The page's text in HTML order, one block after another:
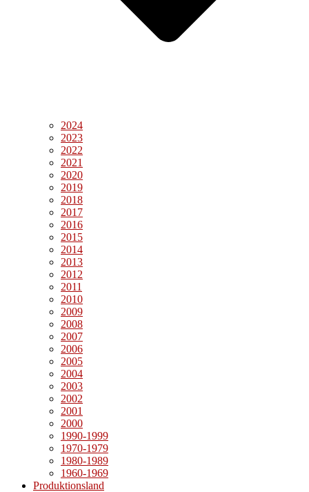
2024
2023
2022
2021
2020
2019
2018
2017
2016
2015
2014
2013
2012
2011
2010
2009
2008
2007
2006
2005
2004
2003
2002
2001
2000
1990-1999
1970-1979
1980-1989
1960-1969
Produktionsland